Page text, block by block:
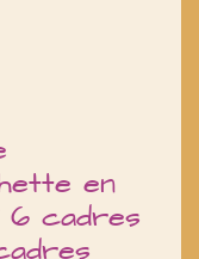
en
6 cadres